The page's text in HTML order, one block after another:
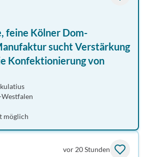
feine Kölner Dom-
sucht Verstärkung
Konfektionierung von
möglich
vor 20 Stunden